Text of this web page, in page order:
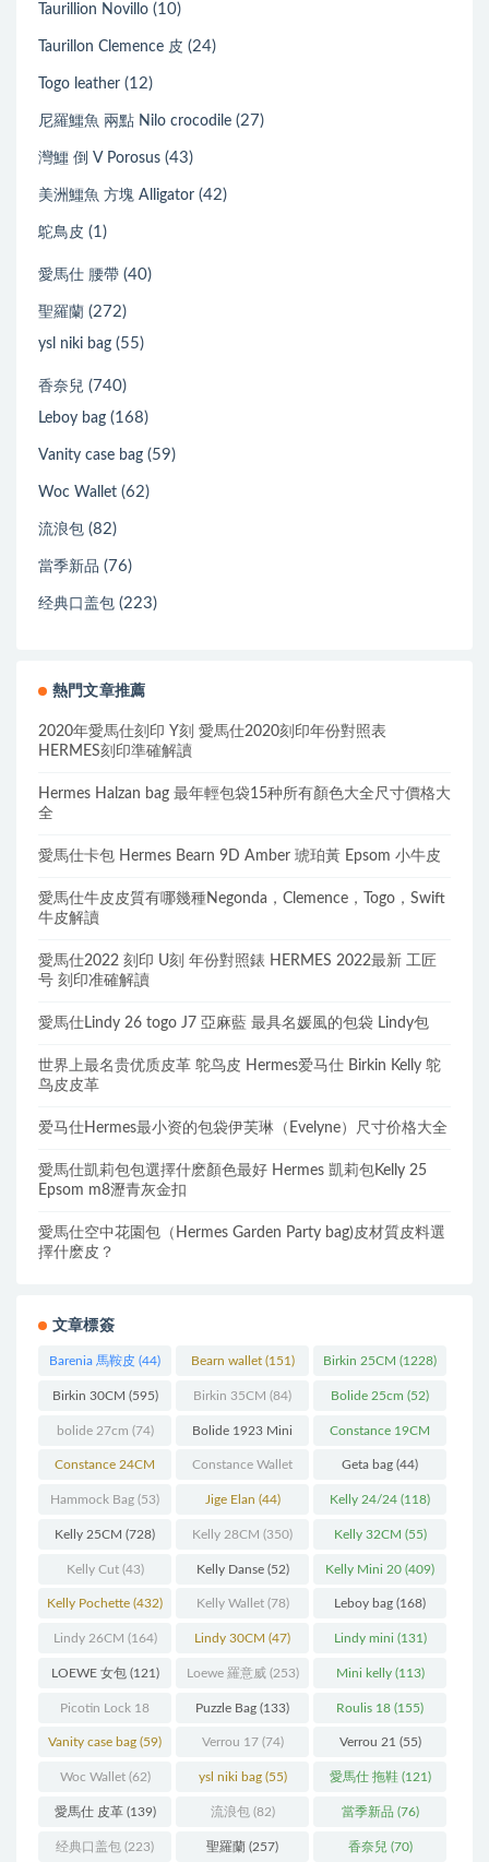
Taurillion Novillo (10)
Taurillon Clemence 皮 (24)
Togo leather (12)
尼羅鱷魚 兩點 Nilo crocodile (27)
灣鱷 倒 V Porosus (43)
美洲鱷魚 方塊 Alligator (42)
鴕鳥皮 (1)
愛馬仕 腰帶 (40)
聖羅蘭 (272)
ysl niki bag (55)
香奈兒 (740)
Leboy bag (168)
Vanity case bag (59)
Woc Wallet (62)
流浪包 (82)
當季新品 (76)
经典口盖包 (223)
熱門文章推薦
2020年愛馬仕刻印 Y刻 愛馬仕2020刻印年份對照表
HERMES刻印準確解讀
Hermes Halzan bag 最年輕包袋15种所有顏色大全尺寸價格大
全
愛馬仕卡包 Hermes Bearn 9D Amber 琥珀黃 Epsom 小牛皮
愛馬仕牛皮皮質有哪幾種Negonda，Clemence，Togo，Swift
牛皮解讀
愛馬仕2022 刻印 U刻 年份對照錶 HERMES 2022最新 工匠
号 刻印准確解讀
愛馬仕Lindy 26 togo J7 亞麻藍 最具名媛風的包袋 Lindy包
世界上最名贵优质皮革 鸵鸟皮 Hermes爱马仕 Birkin Kelly 鸵
鸟皮皮革
爱马仕Hermes最小资的包袋伊芙琳（Evelyne）尺寸价格大全
愛馬仕凱莉包包選擇什麽顏色最好 Hermes 凱莉包Kelly 25
Epsom m8瀝青灰金扣
愛馬仕空中花園包（Hermes Garden Party bag)皮材質皮料選
擇什麽皮？
文章標簽
Barenia 馬鞍皮 (44) Bearn wallet(151) Birkin 25CM (1228)
Birkin 30CM (595) Birkin 35CM (84) Bolide 25cm (52)
bolide 27cm (74) Bolide 1923 Mini
(93)
Constance 19CM
(571)
Constance 24CM
(216)
Constance Wallet
(60)
Geta bag (44)
Hammock Bag (53) Jige Elan (44) Kelly 24/24 (118)
Kelly 25CM (728) Kelly 28CM (350) Kelly 32CM (55)
Kelly Cut(43) Kelly Danse(52) Kelly Mini 20 (409)
Kelly Pochette (432) Kelly Wallet(78) Leboy bag (168)
Lindy 26CM (164) Lindy 30CM (47) Lindy mini (131)
LOEWE 女包(121) Loewe 羅意威(253) Mini kelly(113)
Picotin Lock 18
(202)
Puzzle Bag (133) Roulis 18 (155)
Vanity case bag (59) Verrou 17(74) Verrou 21 (55)
Woc Wallet(62) ysl niki bag(55) 愛馬仕 拖鞋(121)
愛馬仕 皮革(139) 流浪包(82) 當季新品 (76)
经典口盖包 (223) 聖羅蘭 (257) 香奈兒 (70)